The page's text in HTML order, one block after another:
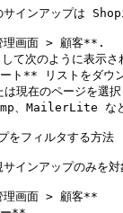
サインアップは
画面 > 顧客**.
て次のように表示
** リストをダウン
をフィルタする方法
インアップのみを
画面 > 顧客**